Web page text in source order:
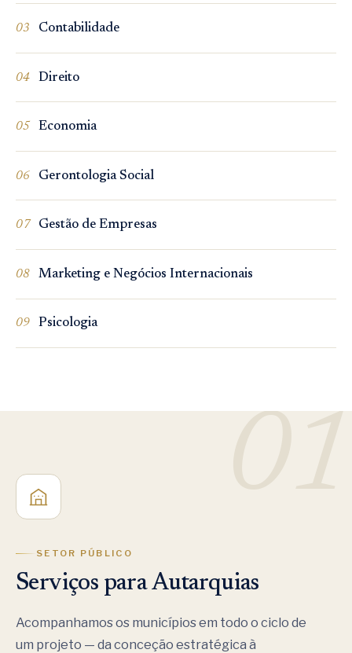
03 Contabilidade
04 Direito
05 Economia
06 Gerontologia Social
07 Gestão de Empresas
08 Marketing e Negócios Internacionais
09 Psicologia
SETOR PÚBLICO
Serviços para Autarquias
Acompanhamos os municípios em todo o ciclo de
um projeto — da conceção estratégica à